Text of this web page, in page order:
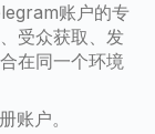
账户的专
受众获取、发
在同一个环境
账户。